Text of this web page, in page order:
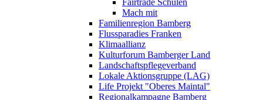
Fairtrade Schulen
Mach mit
Familienregion Bamberg
Flussparadies Franken
Klimaallianz
Kulturforum Bamberger Land
Landschaftspflegeverband
Lokale Aktionsgruppe (LAG)
Life Projekt "Oberes Maintal"
Regionalkampagne Bamberg